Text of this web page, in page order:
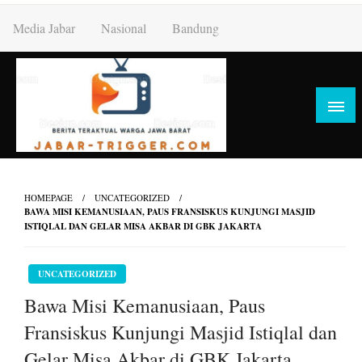
content
Media Jabar Nasional Bandung
HOMEPAGE UNCATEGORIZED
BAWA MISI KEMANUSIAAN, PAUS FRANSISKUS KUNJUNGI MASJID
ISTIQLAL DAN GELAR MISA AKBAR DI GBK JAKARTA
UNCATEGORIZED
Bawa Misi Kemanusiaan, Paus
Fransiskus Kunjungi Masjid Istiqlal dan